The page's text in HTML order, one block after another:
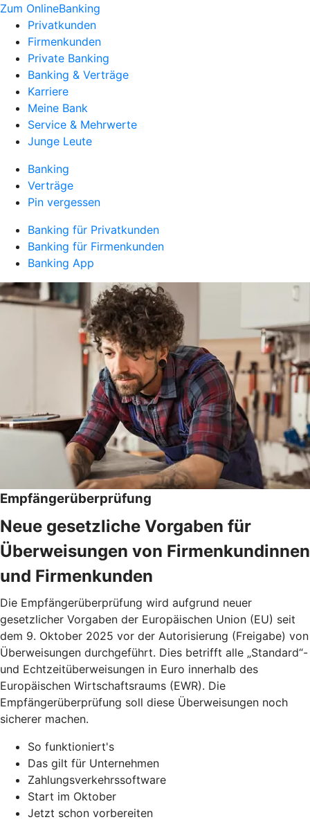
Zum OnlineBanking
Privatkunden
Firmenkunden
Private Banking
Banking & Verträge
Karriere
Meine Bank
Service & Mehrwerte
Junge Leute
Banking
Verträge
Pin vergessen
Banking für Privatkunden
Banking für Firmenkunden
Banking App
Empfängerüberprüfung
Neue gesetzliche Vorgaben für
Überweisungen von Firmenkundinnen
und Firmenkunden
Die Empfängerüberprüfung wird aufgrund neuer
gesetzlicher Vorgaben der Europäischen Union (EU) seit
dem 9. Oktober 2025 vor der Autorisierung (Freigabe) von
Überweisungen durchgeführt. Dies betrifft alle „Standard“-
und Echtzeitüberweisungen in Euro innerhalb des
Europäischen Wirtschaftsraums (EWR). Die
Empfängerüberprüfung soll diese Überweisungen noch
sicherer machen.
So funktioniert's
Das gilt für Unternehmen
Zahlungsverkehrssoftware
Start im Oktober
Jetzt schon vorbereiten